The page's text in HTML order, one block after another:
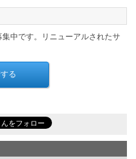
中です。リニューアルされたサ